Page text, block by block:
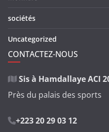
sociétés
Uncategorized
CONTACTEZ-NOUS
Sis à Hamdallaye ACI
Près du palais des sports
+223 20 29 03 12